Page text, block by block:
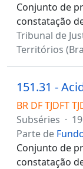
Conjunto de
constatação
Tribunal de
Territórios
BR DF TJDFT
Subséries ·
Parte de
Conjunto de
constatação